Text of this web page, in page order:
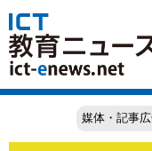
媒体・記事